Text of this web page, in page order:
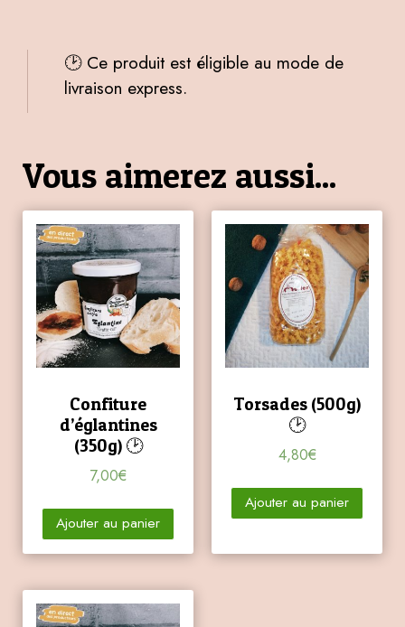
🕑 Ce produit est éligible au mode de
livraison express.
Vous aimerez aussi...
Confiture
d’églantines
(350g) 🕑
7,00€
Ajouter au panier
Torsades (500g)
🕑
4,80€
Ajouter au panier